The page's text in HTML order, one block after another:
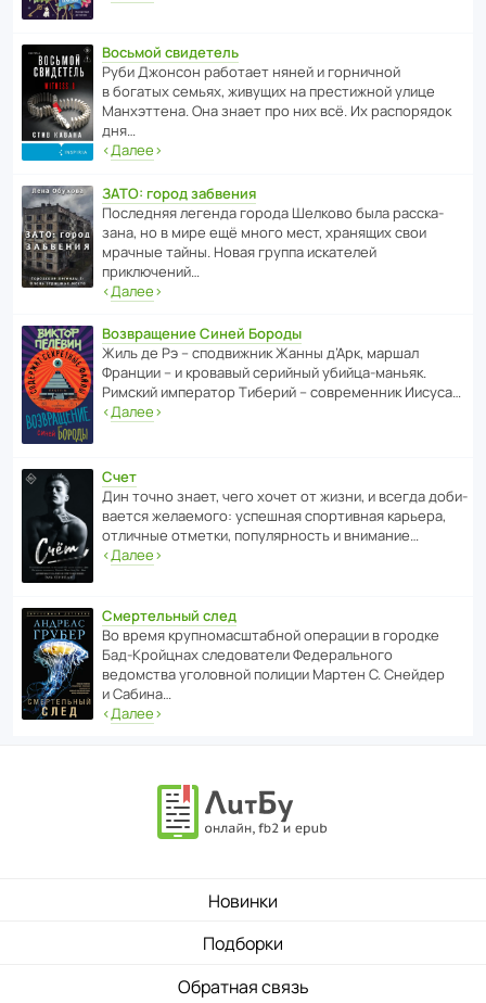
Восьмой свидетель
Руби Джонсон рабо­тает няней и горни­чной
в богатых семьях, живущих на прес­ти­жной улице
Манх­эт­тена. Она знает про них всё. Их распо­рядок
дня…
‹Далее›
ЗАТО: город забвения
После­дняя легенда города Шелково была расска­
зана, но в мире ещё много мест, хранящих свои
мрачные тайны. Новая группа иска­телей
приключений…
‹Далее›
Возвращение Синей Бороды
Жиль де Рэ – спод­ви­жник Жанны д’Арк, маршал
Франции – и кровавый серийный убийца-маньяк.
Римский импе­ратор Тиберий – совре­менник Иисуса…
‹Далее›
Счет
Дин точно знает, чего хочет от жизни, и всегда доби­
ва­ется жела­е­мого: успе­шная спор­ти­вная карьера,
отли­чные отметки, попу­ля­р­ность и внимание…
‹Далее›
Смертельный след
Во время круп­но­мас­ш­та­бной операции в городке
Бад‑Крой­цнах следо­ва­тели Феде­раль­ного
ведомства уголо­вной полиции Мартен С. Снейдер
и Сабина…
‹Далее›
Новинки
Подборки
Обратная связь